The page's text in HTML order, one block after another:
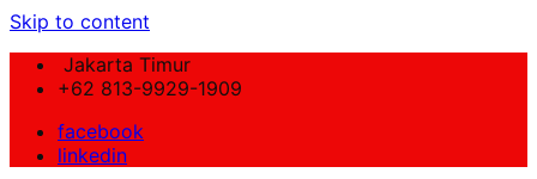
Skip to content
Jakarta Timur
+62 813-9929-1909
facebook
linkedin